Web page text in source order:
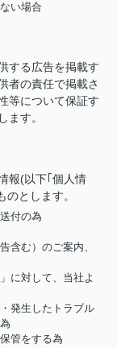
い場合
する広告を掲載す
者の責任で掲載さ
等について保証す
ます。
報(以下｢個人情
とします。
付の為
含む）のご案内、
に対して、当社よ
発生したトラブル
管をする為